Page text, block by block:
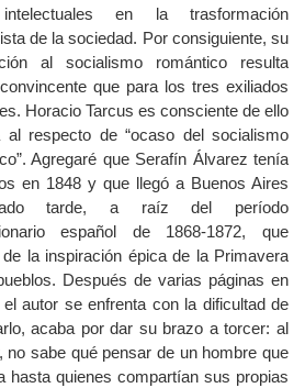
en la trasformación
de la sociedad. Por consiguiente, su
al socialismo romántico resulta
que para los tres exiliados
Horacio Tarcus es consciente de ello
al respecto de “ocaso del socialismo
Agregaré que Serafín Álvarez tenía
en 1848 y que llegó a Buenos Aires
tarde, a raíz del período
español de 1868-1872, que
la inspiración épica de la Primavera
Después de varias páginas en
el autor se enfrenta con la dificultad de
acaba por dar su brazo a torcer: al
no sabe qué pensar de un hombre que
hasta quienes compartían sus propias